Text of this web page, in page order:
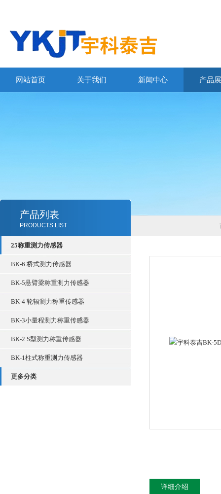
网站首页 关于我们 新闻中心 产品
产品列表
PRODUCTS LIST
25称重测力传感器
BK-6 桥式测力传感器
BK-5悬臂梁称重测力传感器
BK-4 轮辐测力称重传感器
BK-3小量程测力称重传感器
BK-2 S型测力称重传感器
BK-1柱式称重测力传感器
更多分类
详细介绍